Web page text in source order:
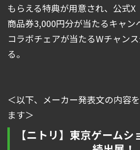
もらえる特典が用意され、公式
商品券3,000円分が当たるキャン
コラボチェアが当たるWチャン
る。
＜以下、メーカー発表文の内容
ます＞
【ニトリ】東京ゲーム